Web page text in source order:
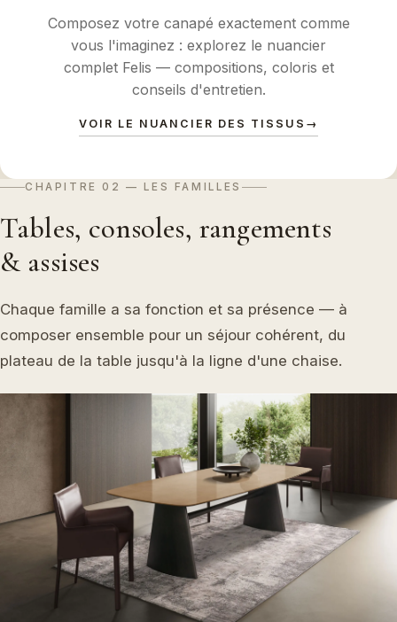
Composez votre canapé exactement comme
vous l'imaginez : explorez le nuancier
complet Felis — compositions, coloris et
conseils d'entretien.
VOIR LE NUANCIER DES TISSUS →
CHAPITRE 02 — LES FAMILLES
Tables, consoles, rangements
& assises
Chaque famille a sa fonction et sa présence — à
composer ensemble pour un séjour cohérent, du
plateau de la table jusqu'à la ligne d'une chaise.